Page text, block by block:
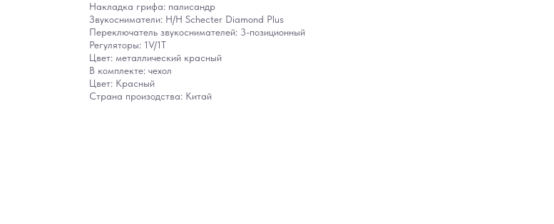
Накладка грифа: палисандр
Звукосниматели: Н/Н Schecter Diamond Plus
Переключатель звукоснимателей: 3-позиционный
Регуляторы: 1V/1Т
Цвет: металлический красный
В комплекте: чехол
Цвет: Красный
Страна произодства: Китай